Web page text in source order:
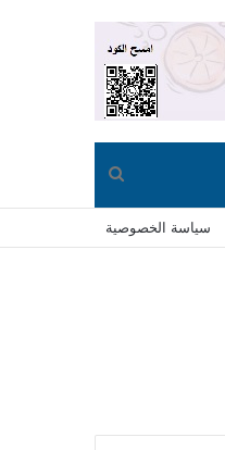
بحث
عن
سياسة الخصوصية